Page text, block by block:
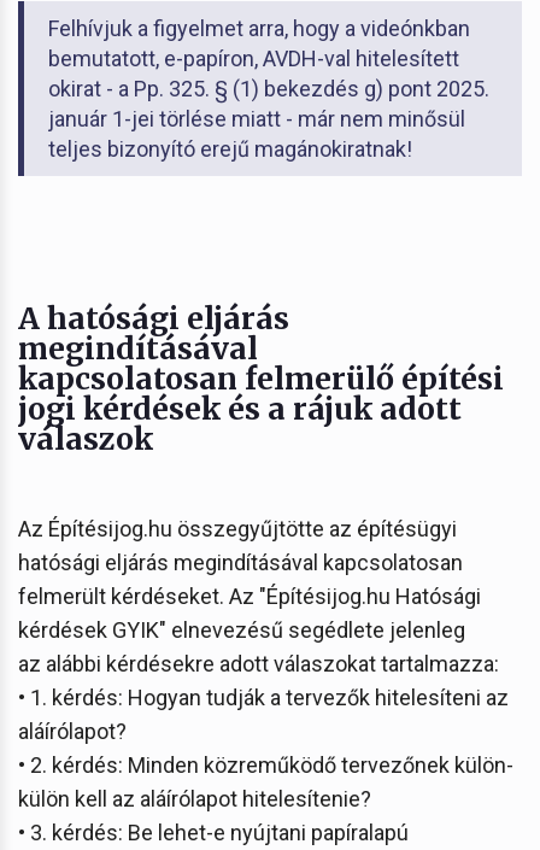
Felhívjuk a figyelmet arra, hogy a videónkban
bemutatott, e-papíron, AVDH-val hitelesített
okirat - a Pp. 325. § (1) bekezdés g) pont 2025.
január 1-jei törlése miatt - már nem minősül
teljes bizonyító erejű magánokiratnak!
A hatósági eljárás
megindításával
kapcsolatosan felmerülő építési
jogi kérdések és a rájuk adott
válaszok
Az Építésijog.hu összegyűjtötte az építésügyi
hatósági eljárás megindításával kapcsolatosan
felmerült kérdéseket. Az "Építésijog.hu Hatósági
kérdések GYIK" elnevezésű segédlete jelenleg
az alábbi kérdésekre adott válaszokat tartalmazza:
• 1. kérdés: Hogyan tudják a tervezők hitelesíteni az
aláírólapot?
• 2. kérdés: Minden közreműködő tervezőnek külön-
külön kell az aláírólapot hitelesítenie?
• 3. kérdés: Be lehet-e nyújtani papíralapú